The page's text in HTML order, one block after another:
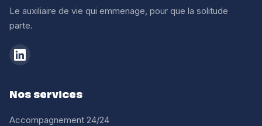
Le auxiliaire de vie qui emmenage, pour que la solitude
parte.
Nos services
Accompagnement 24/24